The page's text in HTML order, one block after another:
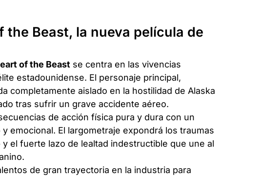
the Beast, la nueva película de
of the Beast se centra en las vivencias
estadounidense. El personaje principal,
completamente aislado en la hostilidad de Alaska
tras sufrir un grave accidente aéreo.
de acción física pura y dura con un
emocional. El largometraje expondrá los traumas
el fuerte lazo de lealtad indestructible que une al
de gran trayectoria en la industria para